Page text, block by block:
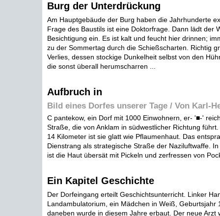
Burg der Unterdrückung
Am Hauptgebäude der Burg haben die Jahrhunderte
Frage des Baustils ist eine Doktorfrage. Dann lädt der
Besichtigung ein. Es ist kalt und feucht hier drinnen;
zu der Sommertag durch die Schießscharten. Richtig
Verlies, dessen stockige Dunkelheit selbst von den
die sonst überall herumscharren ...
Aufbruch in
Bild eines Dorfes unserer Tage / Von Karl-
C pantekow, ein Dorf mit 1000 Einwohnern, er- '■-'
Straße, die von Anklam in südwestlicher Richtung
14 Kilometer ist sie glatt wie Pflaumenhaut. Das
Dienstrang als strategische Straße der Naziluftwaffe.
ist die Haut übersät mit Pickeln und zerfressen von
Ein Kapitel Geschichte
Der Dorfeingang erteilt Geschichtsunterricht. Linker
Landambulatorium, ein Mädchen in Weiß, Geburtsjahr
daneben wurde in diesem Jahre erbaut. Der neue Arzt